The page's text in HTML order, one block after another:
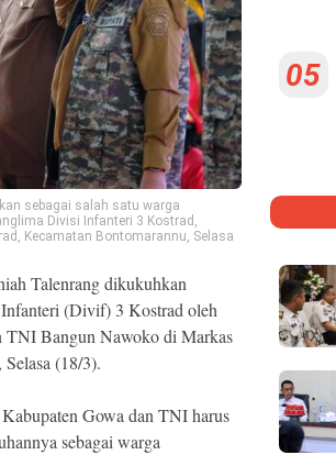
sebagai salah satu warga
Divisi Infanteri 3 Kostrad,
Kecamatan Bontomarannu, Selasa
Talenrang dikukuhkan
(Divif) 3 Kostrad oleh
Bangun Nawoko di Markas
(18/3).
Gowa dan TNI harus
sebagai warga
05